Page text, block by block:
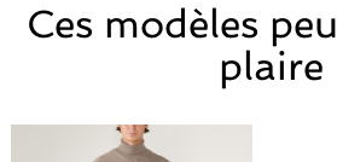
Ces modèles
plaire